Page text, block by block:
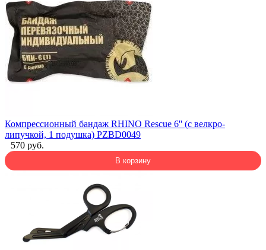
Компрессионный бандаж RHINO Rescue 6'' (с велкро-
липучкой, 1 подушка) PZBD0049
570 руб.
В корзину